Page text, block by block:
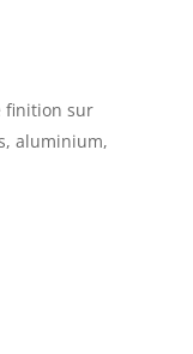
finition sur
aluminium,